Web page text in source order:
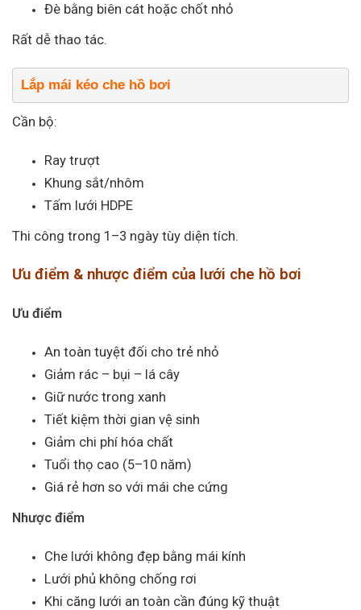
Đè bằng biên cát hoặc chốt nhỏ
Rất dễ thao tác.
Lắp mái kéo che hồ bơi
Cần bộ:
Ray trượt
Khung sắt/nhôm
Tấm lưới HDPE
Thi công trong 1–3 ngày tùy diện tích.
Ưu điểm & nhược điểm của lưới che hồ bơi
Ưu điểm
An toàn tuyệt đối cho trẻ nhỏ
Giảm rác – bụi – lá cây
Giữ nước trong xanh
Tiết kiệm thời gian vệ sinh
Giảm chi phí hóa chất
Tuổi thọ cao (5–10 năm)
Giá rẻ hơn so với mái che cứng
Nhược điểm
Che lưới không đẹp bằng mái kính
Lưới phủ không chống rơi
Khi căng lưới an toàn cần đúng kỹ thuật